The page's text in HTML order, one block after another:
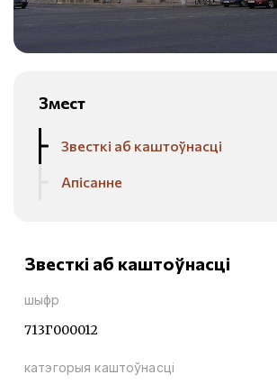
Змест
Звесткі аб каштоўнасці
Апісанне
Звесткі аб каштоўнасці
шыфр
713Г000012
катэгорыя каштоўнасці